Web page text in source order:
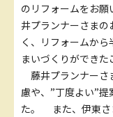
のリフォームをお
井プランナーさまの
く、リフォームか
まいづくりができた
藤井プランナーさ
慮や、”丁度よい”
た。 また、伊東さ